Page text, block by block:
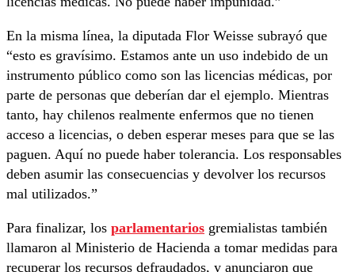
En la misma línea, la diputada Flor Weisse subrayó que
“esto es gravísimo. Estamos ante un uso indebido de un
instrumento público como son las licencias médicas, por
parte de personas que deberían dar el ejemplo. Mientras
tanto, hay chilenos realmente enfermos que no tienen
acceso a licencias, o deben esperar meses para que se las
paguen. Aquí no puede haber tolerancia. Los responsables
deben asumir las consecuencias y devolver los recursos
mal utilizados.”
Para finalizar, los parlamentarios gremialistas también
llamaron al Ministerio de Hacienda a tomar medidas para
recuperar los recursos defraudados, y anunciaron que